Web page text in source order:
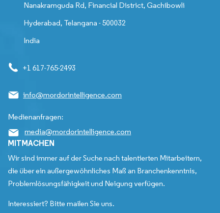
Nanakramguda Rd, Financial District, Gachibowli
Hyderabad, Telangana - 500032
India
+1 617-765-2493
info@mordorintelligence.com
Medienanfragen:
media@mordorintelligence.com
MITMACHEN
Wir sind immer auf der Suche nach talentierten Mitarbeitern,
die über ein außergewöhnliches Maß an Branchenkenntnis,
Problemlösungsfähigkeit und Neigung verfügen.
Interessiert? Bitte mailen Sie uns.